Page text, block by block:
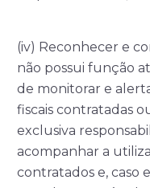
(iv) Reconhecer e
não possui função
de monitorar e
fiscais contratadas
exclusiva
acompanhar a
contratados e, caso